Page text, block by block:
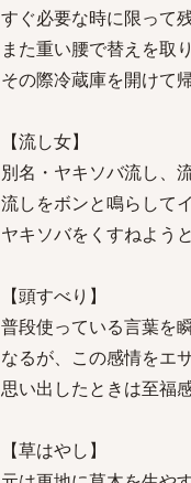
すぐ必要な時に限って
また重い腰で替えを取
その際冷蔵庫を開けて
【流し女】
別名・ヤキソバ流し、
流しをボンと鳴らして
ヤキソバをくすねよう
【頭すべり】
普段使っている言葉を
なるが、この感情をエ
思い出したときは至福
【草はやし】